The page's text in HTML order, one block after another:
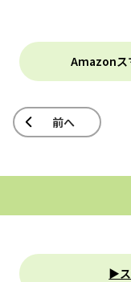
Amazonス
前へ
▶︎ス